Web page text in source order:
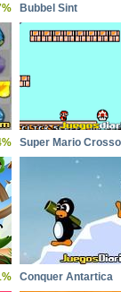
Bubbel Sint
Conquer Antartica